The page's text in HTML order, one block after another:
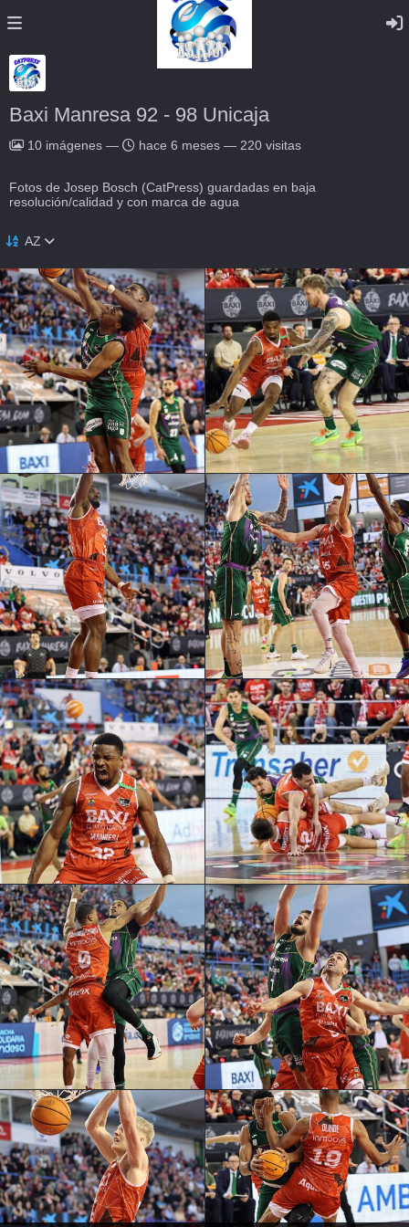
Baxi Manresa 92 - 98 Unicaja
10 imágenes — hace 6 meses — 220 visitas
Fotos de Josep Bosch (CatPress) guardadas en baja
resolución/calidad y con marca de agua
AZ